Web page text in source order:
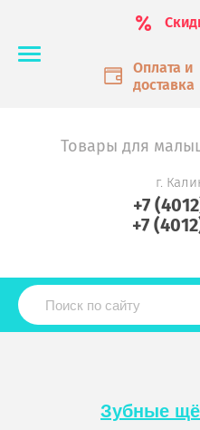
Оплата и
доставка
Товары для
г.
+7
+7
Зубные